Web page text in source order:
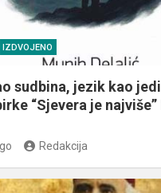
IZDVOJENO
sudbina, jezik kao
“Sjevera je najviše”
Redakcija